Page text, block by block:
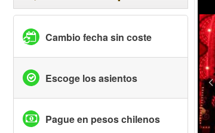
Cambio fecha sin coste
Escoge los asientos
Pague en pesos chilenos